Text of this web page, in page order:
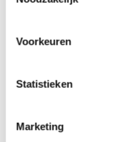
Voorkeuren
Statistieken
Marketing